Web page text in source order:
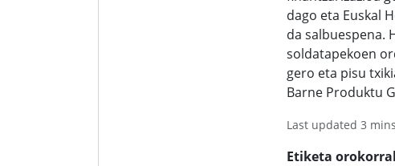
dago eta Euskal
da salbuespena.
soldatapekoen
gero eta pisu
Barne Produktu
Last updated 3
Etiketa